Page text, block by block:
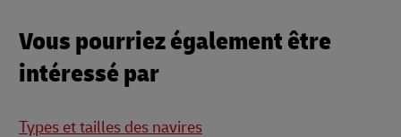
Vous pourriez également être
intéressé par
Types et tailles des navires